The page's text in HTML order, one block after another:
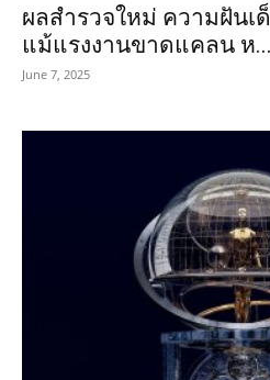
ผลสำรวจใหม่ ความฝัน
แม้แรงงานขาดแคลน ห...
June 7, 2025